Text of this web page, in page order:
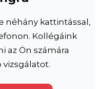
néhány kattintással,
Kollégáink
az Ön számára